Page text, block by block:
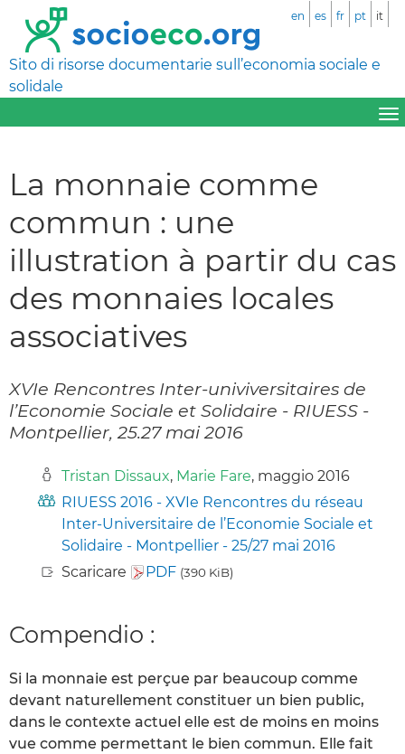
Sito di risorse documentarie sull’economia sociale e
solidale
en es fr pt it
La monnaie comme
commun : une
illustration à partir du cas
des monnaies locales
associatives
XVIe Rencontres Inter-univiversitaires de
l’Economie Sociale et Solidaire - RIUESS -
Montpellier, 25.27 mai 2016
Tristan Dissaux, Marie Fare, maggio 2016
RIUESS 2016 - XVIe Rencontres du réseau
Inter-Universitaire de l’Economie Sociale et
Solidaire - Montpellier - 25/27 mai 2016
Scaricare
PDF (390 KiB)
Compendio :
Si la monnaie est perçue par beaucoup comme
devant naturellement constituer un bien public,
dans le contexte actuel elle est de moins en moins
vue comme permettant le bien commun. Elle fait